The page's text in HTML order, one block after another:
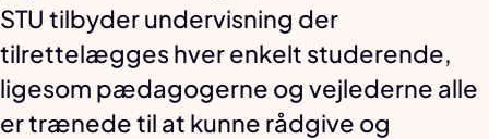
STU tilbyder undervisning der
tilrettelægges hver enkelt studerende,
ligesom pædagogerne og vejlederne alle
er trænede til at kunne rådgive og